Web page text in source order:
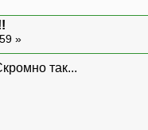
НаименованиеУслуги,
»